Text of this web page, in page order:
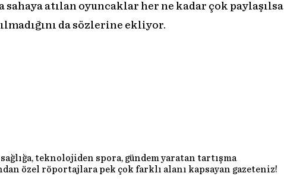
sahaya atılan oyuncaklar her ne kadar çok paylaşılsa
da sözlerine ekliyor.
teknolojiden spora, gündem yaratan tartışma
özel röportajlara pek çok farklı alanı kapsayan gazeteniz!